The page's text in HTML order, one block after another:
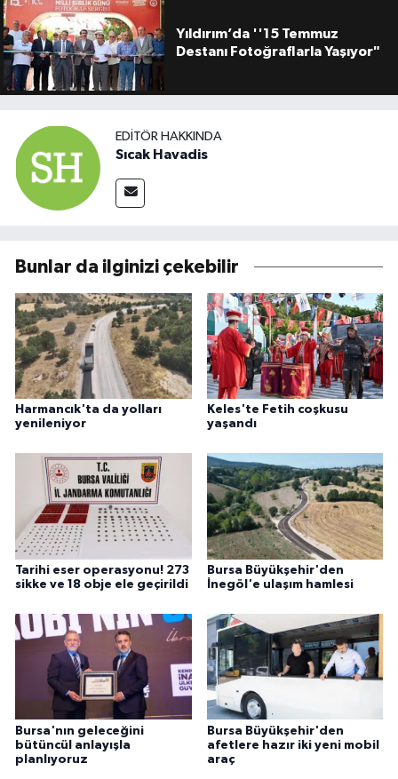
Yıldırım’da ''15 Temmuz
Destanı Fotoğraflarla Yaşıyor"
EDITÖR HAKKINDA
Sıcak Havadis
Bunlar da ilginizi çekebilir
Harmancık'ta da yolları
yenileniyor
Keles'te Fetih coşkusu
yaşandı
Tarihi eser operasyonu! 273
sikke ve 18 obje ele geçirildi
Bursa Büyükşehir'den
İnegöl'e ulaşım hamlesi
Bursa'nın geleceğini
bütüncül anlayışla
planlıyoruz
Bursa Büyükşehir'den
afetlere hazır iki yeni mobil
araç